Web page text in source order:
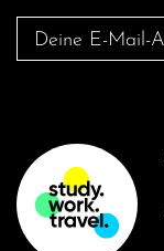
Deine
E-